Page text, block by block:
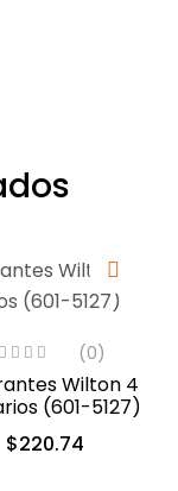
(0)
Wilton 4
(601-5127)
$220.74